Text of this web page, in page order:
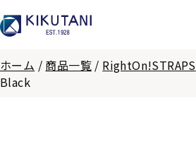
ホーム / 商品一覧 / RightOn!STRAPS
Black